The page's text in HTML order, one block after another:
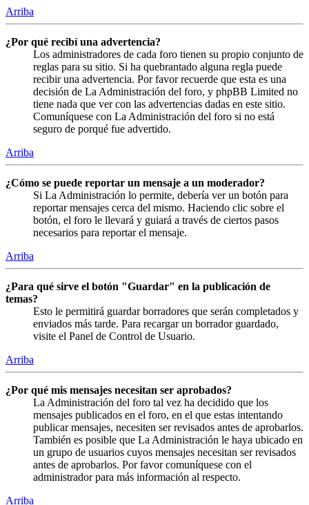
Arriba
¿Por qué recibí una advertencia?
Los administradores de cada foro tienen su propio conjunto de
reglas para su sitio. Si ha quebrantado alguna regla puede
recibir una advertencia. Por favor recuerde que esta es una
decisión de La Administración del foro, y phpBB Limited no
tiene nada que ver con las advertencias dadas en este sitio.
Comuníquese con La Administración del foro si no está
seguro de porqué fue advertido.
Arriba
¿Cómo se puede reportar un mensaje a un moderador?
Si La Administración lo permite, debería ver un botón para
reportar mensajes cerca del mismo. Haciendo clic sobre el
botón, el foro le llevará y guiará a través de ciertos pasos
necesarios para reportar el mensaje.
Arriba
¿Para qué sirve el botón "Guardar" en la publicación de
temas?
Esto le permitirá guardar borradores que serán completados y
enviados más tarde. Para recargar un borrador guardado,
visite el Panel de Control de Usuario.
Arriba
¿Por qué mis mensajes necesitan ser aprobados?
La Administración del foro tal vez ha decidido que los
mensajes publicados en el foro, en el que estas intentando
publicar mensajes, necesiten ser revisados antes de aprobarlos.
También es posible que La Administración le haya ubicado en
un grupo de usuarios cuyos mensajes necesitan ser revisados
antes de aprobarlos. Por favor comuníquese con el
administrador para más información al respecto.
Arriba